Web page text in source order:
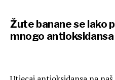
Žute banane se lako
mnogo antioksidansa